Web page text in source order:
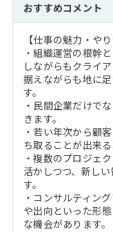
おすすめコメント
【仕事の魅力・や
・組織運営の根幹
しながらもクライ
据えながらも地に
す。
・民間企業だけで
きます。
・若い年次から顧
ち取ることが出来る
・複数のプロジェ
活かしつつ、新し
す。
・コンサルティン
や出向といった形
な機会があります。